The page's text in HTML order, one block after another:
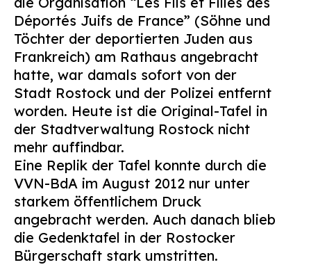
Déportés Juifs de France” (Söhne und
Töchter der deportierten Juden aus
Frankreich) am Rathaus angebracht
hatte, war damals sofort von der
Stadt Rostock und der Polizei entfernt
worden. Heute ist die Original-Tafel in
der Stadtverwaltung Rostock nicht
mehr auffindbar.
Eine Replik der Tafel konnte durch die
VVN-BdA im August 2012 nur unter
starkem öffentlichem Druck
angebracht werden. Auch danach blieb
die Gedenktafel in der Rostocker
Bürgerschaft stark umstritten.